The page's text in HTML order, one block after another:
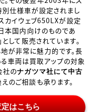
仕様車が設定されまし
カイウェブ650LXが設定
本国内向けのものであ
」として販売されています。
が非常に魅力的です。長
車両は買取アップの対象
社のナガツマ社にて中古
のご相談も承ります。
はこちら